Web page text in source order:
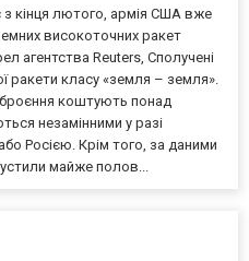
з кінця лютого, армія США вже
високоточних ракет
агентства Reuters, Сполучені
ракети класу «земля – земля».
коштують понад
незамінними у разі
Росією. Крім того, за даними
майже полов...